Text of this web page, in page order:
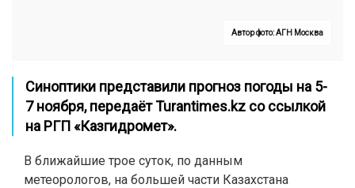
Автор фото: АГН Москва
Синоптики представили прогноз погоды на 5-
7 ноября, передаётTurantimes.kz со ссылкой
на РГП «Казгидромет».
В ближайшие трое суток, по данным
метеорологов, на большей части Казахстана